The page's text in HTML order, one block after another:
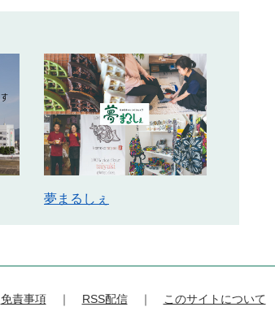
夢まるしぇ
免責事項 RSS配信 このサイトについて